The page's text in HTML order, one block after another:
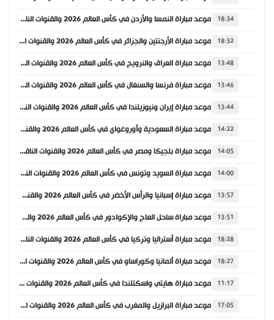
18:34 موعد مباراة النمسا والأردن في كأس العالم 2026 والقنوات الناقلة
18:32 موعد مباراة الأرجنتين والجزائر في كأس العالم 2026 والقنوات الناقلة
13:48 موعد مباراة العراق والنرويج في كأس العالم 2026 والقنوات الناقلة
13:46 موعد مباراة فرنسا والسنغال في كأس العالم 2026 والقنوات الناقلة
13:44 موعد مباراة إيران ونيوزيلندا في كأس العالم 2026 والقنوات الناقلة
14:22 موعد مباراة السعودية وأوروغواي في كأس العالم 2026 والقنوات الناقلة
14:05 موعد مباراة بلجيكا ومصر في كأس العالم 2026 والقنوات الناقلة
14:00 موعد مباراة السويد وتونس في كأس العالم 2026 والقنوات الناقلة
13:57 موعد مباراة إسبانيا والرأس الأخضر في كأس العالم 2026 والقنوات الناقلة
13:51 موعد مباراة ساحل العاج والإكوادور في كأس العالم 2026 والقنوات الناقلة
18:28 موعد مباراة أستراليا وتركيا في كأس العالم 2026 والقنوات الناقلة
18:27 موعد مباراة ألمانيا وكوراساو في كأس العالم 2026 والقنوات الناقلة
11:17 موعد مباراة هايتي واسكتلندا في كأس العالم 2026 والقنوات الناقلة
17:05 موعد مباراة البرازيل والمغرب في كأس العالم 2026 والقنوات الناقلة